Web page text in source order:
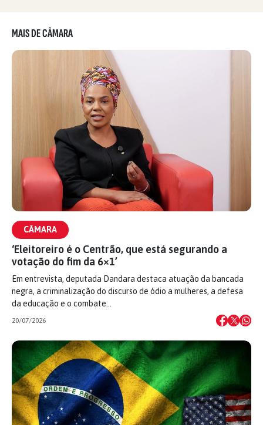
MAIS DE CÂMARA
CÂMARA
‘Eleitoreiro é o Centrão, que está segurando a
votação do fim da 6×1’
Em entrevista, deputada Dandara destaca atuação da bancada
negra, a criminalização do discurso de ódio a mulheres, a defesa
da educação e o combate…
20/07/2026